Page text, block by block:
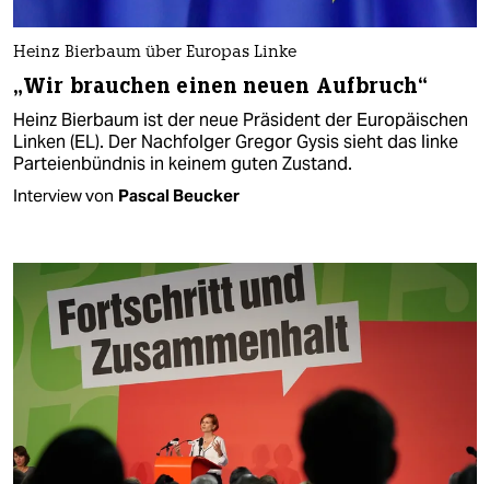
Heinz Bierbaum über Europas Linke
„Wir brauchen einen neuen Aufbruch“
Heinz Bierbaum ist der neue Präsident der Europäischen
Linken (EL). Der Nachfolger Gregor Gysis sieht das linke
Parteienbündnis in keinem guten Zustand.
Interview von Pascal Beucker